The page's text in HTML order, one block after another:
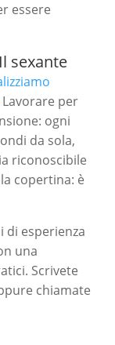
essere
sexante
Lavorare per
ogni
da sola,
riconoscibile
copertina: è
di esperienza
una
Scrivete
chiamate